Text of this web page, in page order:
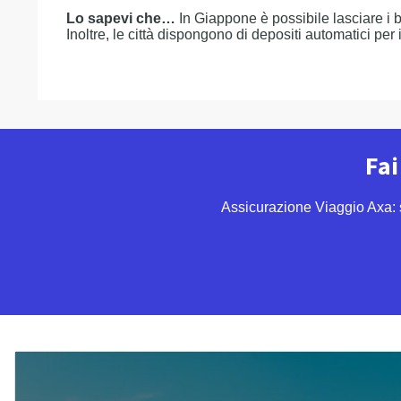
Lo sapevi che… In Giappone è possibile lasciare i
Inoltre, le città dispongono di depositi automatici
Assicurazione Viaggio